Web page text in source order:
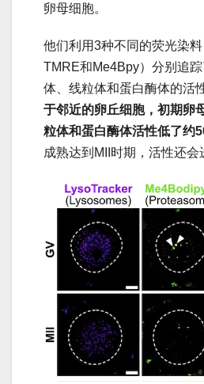
卵母细胞。
他们利用3种不同的荧光染料
TMRE和Me4Bpy）分别追
体、线粒体和蛋白酶体的活
于邻近的卵丘细胞，初期卵
粒体和蛋白酶体活性低了约
成熟达到MII时期，活性还会